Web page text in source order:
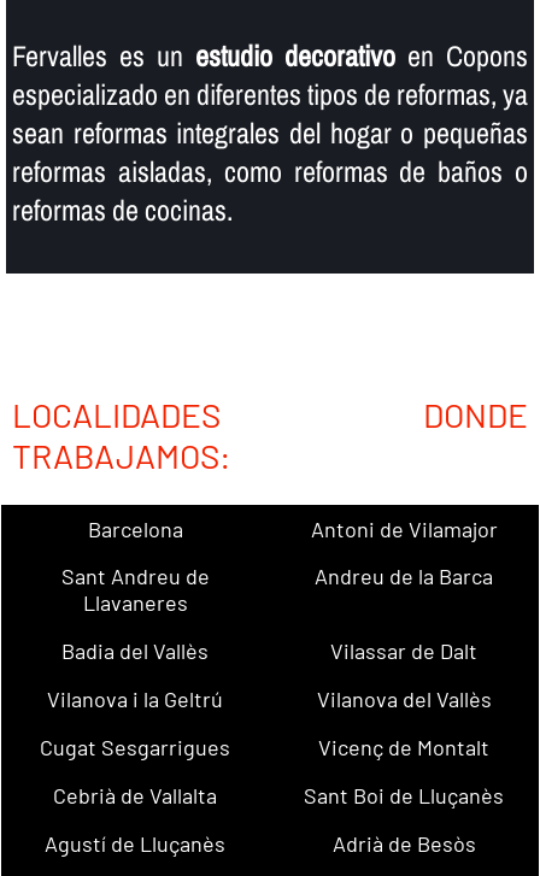
Fervalles es un estudio decorativo en Copons
especializado en diferentes tipos de reformas, ya
sean reformas integrales del hogar o pequeñas
reformas aisladas, como reformas de baños o
reformas de cocinas.
LOCALIDADES DONDE
TRABAJAMOS:
Barcelona
Antoni de Vilamajor
Sant Andreu de
Llavaneres
Andreu de la Barca
Badia del Vallès
Vilassar de Dalt
Vilanova i la Geltrú
Vilanova del Vallès
Cugat Sesgarrigues
Vicenç de Montalt
Cebrià de Vallalta
Sant Boi de Lluçanès
Agustí de Lluçanès
Adrià de Besòs